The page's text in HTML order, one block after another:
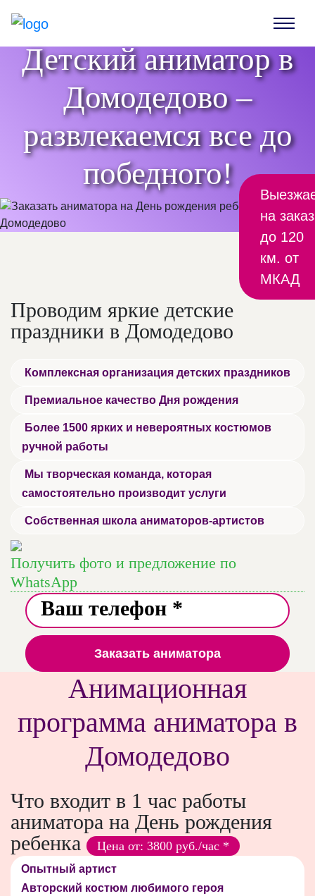
Детский аниматор в
Домодедово –
развлекаемся все до
победного!
на заказ
до 120
км. от
МКАД
Проводим яркие детские
праздники в Домодедово
Комплексная организация детских праздников
Премиальное качество Дня рождения
Более 1500 ярких и невероятных костюмов
ручной работы
Мы творческая команда, которая
самостоятельно производит услуги
Собственная школа аниматоров-артистов
Получить фото и предложение по
WhatsApp
Заказать аниматора
Анимационная
программа аниматора в
Домодедово
Что входит в 1 час работы
аниматора на День рождения
ребенка
Цена от: 3800 руб./час *
Опытный артист
Авторский костюм любимого героя